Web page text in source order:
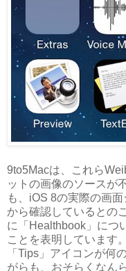
9to5Macは、これら
ットの画像のソースが
も、iOS 8の実際の画
から確認しているとの
に「Healthbook」につ
ことを表明しています
「Tips」アイコンが何
がらも、おそらくなん